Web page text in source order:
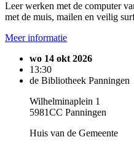
Leer werken met de computer
met de muis, mailen en veilig
Meer informatie
wo 14 okt 2026
13:30
de Bibliotheek Panningen
Wilhelminaplein 1
5981CC Panningen
Huis van de Gemeente